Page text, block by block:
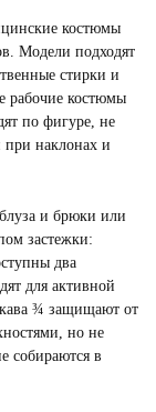
костюмы
Модели подходят
стирки и
рабочие костюмы
по фигуре, не
при наклонах и
и брюки или
застежки:
два
для активной
¾ защищают от
но не
собираются в